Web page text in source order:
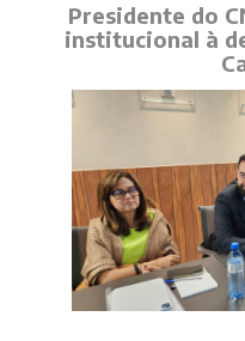
Presidente do
institucional à